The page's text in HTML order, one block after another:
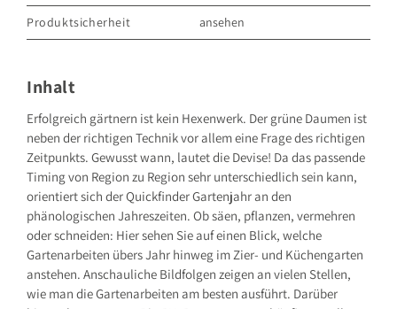
Produktsicherheit
ansehen
81675 München
Deutschland
Sicherheitshinweis entsprechend Art. 9 Abs. 7 S. 2 derGPSR
entbehrlich
Inhalt
Erfolgreich gärtnern ist kein Hexenwerk. Der grüne Daumen ist
neben der richtigen Technik vor allem eine Frage des richtigen
Zeitpunkts. Gewusst wann, lautet die Devise! Da das passende
Timing von Region zu Region sehr unterschiedlich sein kann,
orientiert sich der Quickfinder Gartenjahr an den
phänologischen Jahreszeiten. Ob säen, pflanzen, vermehren
oder schneiden: Hier sehen Sie auf einen Blick, welche
Gartenarbeiten übers Jahr hinweg im Zier- und Küchengarten
anstehen. Anschauliche Bildfolgen zeigen an vielen Stellen,
wie man die Gartenarbeiten am besten ausführt. Darüber